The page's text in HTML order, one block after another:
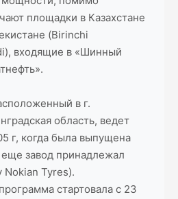
площадки в Казахстане
(Birinchi
входящие в «Шинный
в г.
область, ведет
г, когда была выпущена
завод принадлежал
Tyres).
стартовала с 23